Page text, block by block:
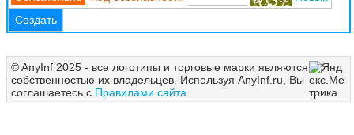
Создать
© AnyInf 2025 - все логотипы и торговые марки являются
собственностью их владельцев. Используя AnyInf.ru, Вы
соглашаетесь с Правилами сайта